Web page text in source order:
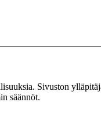
Sivuston
säännöt.